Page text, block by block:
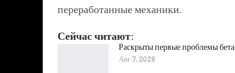
переработанные механики.
Сейчас читают:
Раскрыты первые проблемы
Авг 7, 2026